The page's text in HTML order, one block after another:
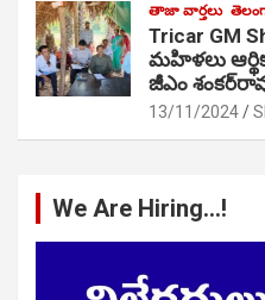
తాజా వార్తలు
Tricar GM
మహిళలు
జీఎం
13/11/2024
We Are Hiring…!